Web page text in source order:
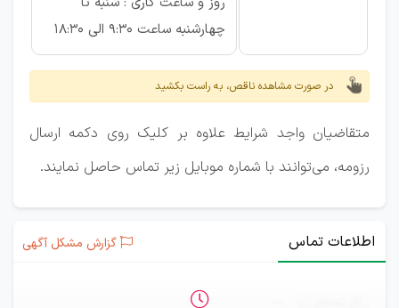
چهارشنبه ساعت ۹:۳۰ الی ۱۸:۳۰
در صورت مشاهده ناقص، به راست بکشید
متقاضیان واجد شرایط علاوه بر کلیک روی دکمه ارسال
رزومه، می‌توانند با شماره موبایل زیر تماس حاصل نمایند.
اطلاعات تماس گزارش مشکل آگهی